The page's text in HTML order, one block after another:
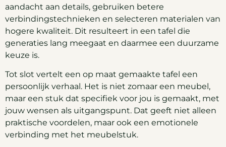
aandacht aan details, gebruiken betere
verbindingstechnieken en selecteren materialen van
hogere kwaliteit. Dit resulteert in een tafel die
generaties lang meegaat en daarmee een duurzame
keuze is.
Tot slot vertelt een op maat gemaakte tafel een
persoonlijk verhaal. Het is niet zomaar een meubel,
maar een stuk dat specifiek voor jou is gemaakt, met
jouw wensen als uitgangspunt. Dat geeft niet alleen
praktische voordelen, maar ook een emotionele
verbinding met het meubelstuk.